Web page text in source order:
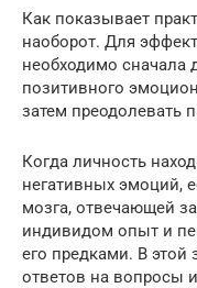
Как показывает
наоборот. Для
необходимо сначала
позитивного
затем преодолевать
Когда личность
негативных эмоций,
мозга, отвечающей
индивидом опыт и
его предками. В
ответов на вопросы